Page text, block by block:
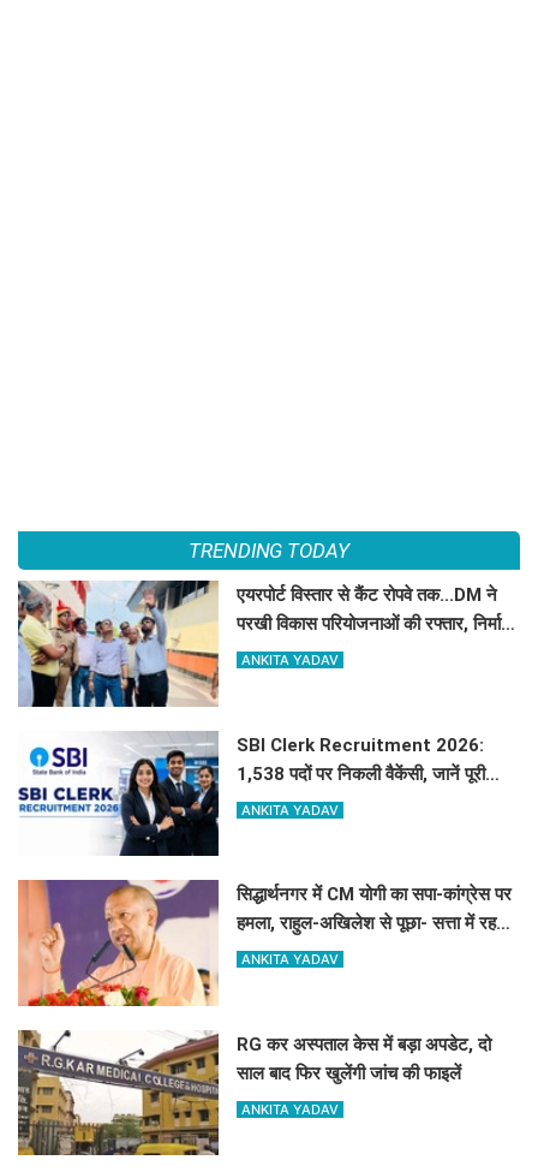
TRENDING TODAY
एयरपोर्ट विस्तार से कैंट रोपवे तक...DM ने
परखी विकास परियोजनाओं की रफ्तार, निर्माण
कार्य तेज के दिए निर्देश
ANKITA YADAV
SBI Clerk Recruitment 2026:
1,538 पदों पर निकली वैकेंसी, जानें पूरी
डिटेल्स
ANKITA YADAV
सिद्धार्थनगर में CM योगी का सपा-कांग्रेस पर
हमला, राहुल-अखिलेश से पूछा- सत्ता में रहने
के दौरान युवाओं के लिए क्या किया?
ANKITA YADAV
RG कर अस्पताल केस में बड़ा अपडेट, दो
साल बाद फिर खुलेंगी जांच की फाइलें
ANKITA YADAV